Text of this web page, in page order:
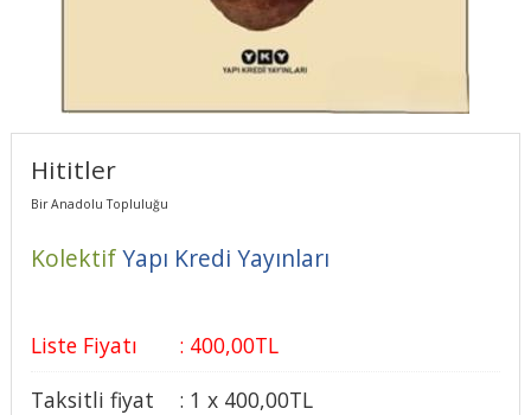
Hititler
Bir Anadolu Topluluğu
KolektifYapı Kredi Yayınları
Liste Fiyatı : 400,00TL
Taksitli fiyat
: 1 x 400,00TL